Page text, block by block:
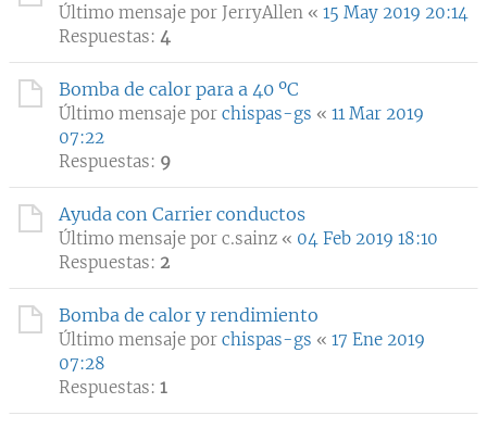
Último mensaje por JerryAllen « 15 May 2019 20:14
Respuestas: 4
Bomba de calor para a 40 ºC
Último mensaje por chispas-gs « 11 Mar 2019
07:22
Respuestas: 9
Ayuda con Carrier conductos
Último mensaje por c.sainz « 04 Feb 2019 18:10
Respuestas: 2
Bomba de calor y rendimiento
Último mensaje por chispas-gs « 17 Ene 2019
07:28
Respuestas: 1